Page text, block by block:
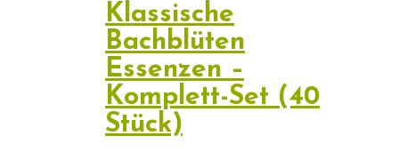
Klassische
Bachblüten
Essenzen –
Komplett-Set (40
Stück)